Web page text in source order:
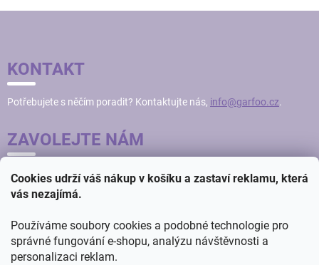
Cookies udrží váš nákup v košíku a zastaví reklamu, která
vás nezajímá.
Používáme soubory cookies a podobné technologie pro
správné fungování e-shopu, analýzu návštěvnosti a
personalizaci reklam.
k
p
s
v
A
T
KONTAKT
Potřebujete s něčím poradit? Kontaktujte nás, info@garfoo.cz.
ZAVOLEJTE NÁM
(Po - Ne) - 8:00 - 16:00
NAKUPOVÁNÍ